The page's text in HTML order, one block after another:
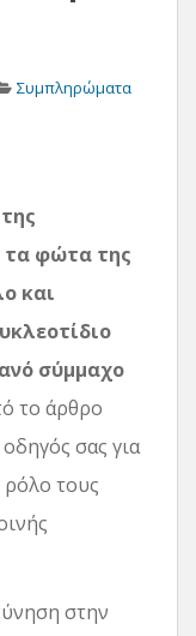
Συμπληρώματα
τα φώτα της
και
σύμμαχο
το άρθρο
σας για
τους
στην